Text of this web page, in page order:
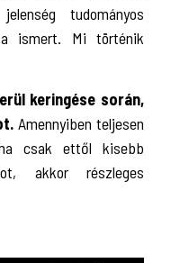
tudományos
ismert. Mi történik
keringése során,
Amennyiben teljesen
csak ettől kisebb
akkor részleges